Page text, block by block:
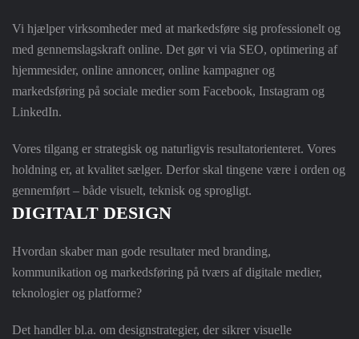
Vi hjælper virksomheder med at markedsføre sig professionelt og
med gennemslagskraft online. Det gør vi via SEO, optimering af
hjemmesider, online annoncer, online kampagner og
markedsføring på sociale medier som Facebook, Instagram og
LinkedIn.
Vores tilgang er strategisk og naturligvis resultatorienteret. Vores
holdning er, at kvalitet sælger. Derfor skal tingene være i orden og
gennemført – både visuelt, teknisk og sprogligt.
DIGITALT DESIGN
Hvordan skaber man gode resultater med branding,
kommunikation og markedsføring på tværs af digitale medier,
teknologier og platforme?
Det handler bl.a. om designstrategier, der sikrer visuelle